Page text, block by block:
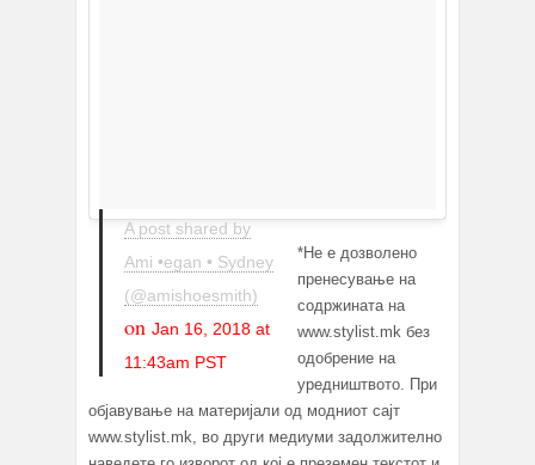
A post shared by
Ami •egan • Sydney
(@amishoesmith)
on Jan 16, 2018 at
11:43am PST
*Не е дозволено
пренесување на
содржината на
www.stylist.mk без
одобрение на
уредништвото. При
објавување на материјали од модниот сајт
www.stylist.mk, во други медиуми задолжително